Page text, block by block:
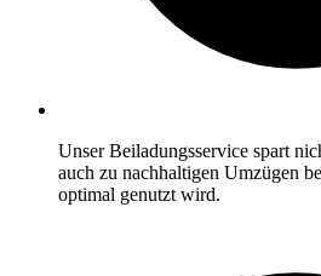
Unser Beiladungsservice spart
auch zu nachhaltigen Umzügen
optimal genutzt wird.